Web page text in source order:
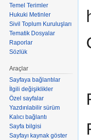
Temel Terimler
Hukuki Metinler
Sivil Toplum Kuruluşları
Tematik Dosyalar
Raporlar
Sözlük
Araçlar
Sayfaya bağlantılar
İlgili değişiklikler
Özel sayfalar
Yazdırılabilir sürüm
Kalıcı bağlantı
Sayfa bilgisi
Sayfayı kaynak göster